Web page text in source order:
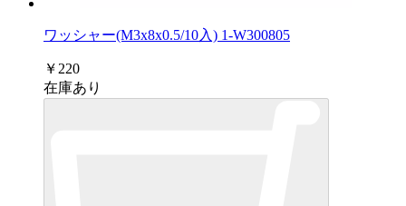
ワッシャー(M3x8x0.5/10入) 1-W300805
￥220
在庫あり